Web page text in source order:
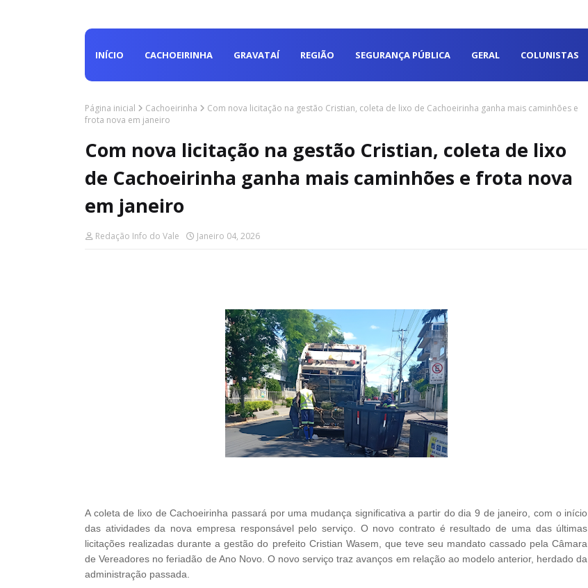
INÍCIO CACHOEIRINHA GRAVATAÍ REGIÃO SEGURANÇA PÚBLICA GERAL COLUNISTAS
Página inicial Cachoeirinha
Com nova licitação na gestão Cristian, coleta de lixo de Cachoeirinha ganha mais caminhões e
frota nova em janeiro
Com nova licitação na gestão Cristian, coleta de lixo
de Cachoeirinha ganha mais caminhões e frota nova
em janeiro
Redação Info do Vale Janeiro 04, 2026
A coleta de lixo de Cachoeirinha passará por uma mudança significativa a partir do dia 9 de janeiro, com o início
das atividades da nova empresa responsável pelo serviço. O novo contrato é resultado de uma das últimas
licitações realizadas durante a gestão do prefeito Cristian Wasem, que teve seu mandato cassado pela Câmara
de Vereadores no feriadão de Ano Novo. O novo serviçotraz avanços em relação ao modelo anterior, herdado da
administração passada.